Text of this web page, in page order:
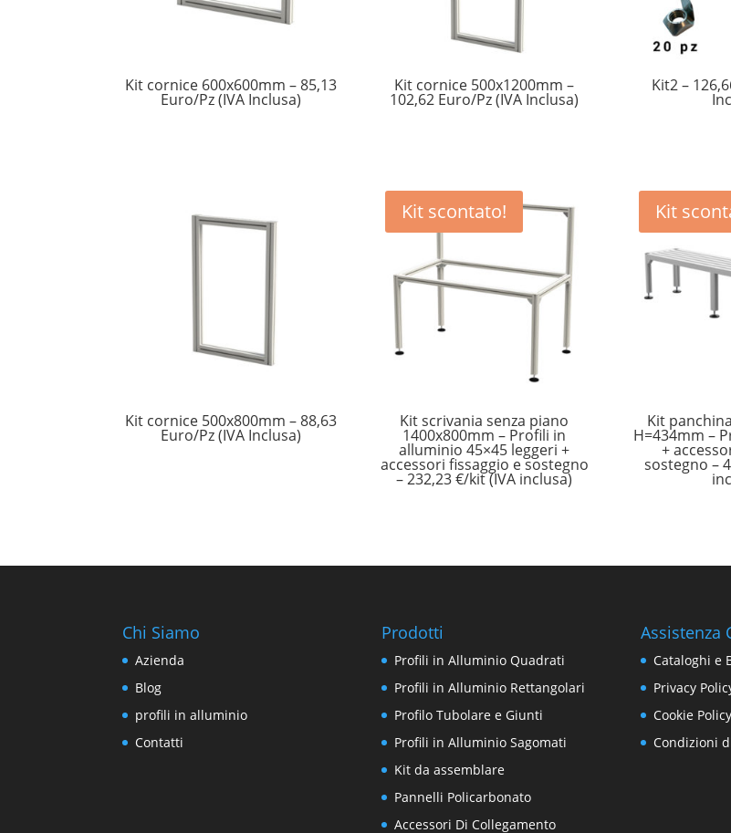
Kit cornice 600x600mm – 85,13
Euro/Pz (IVA Inclusa)
Kit cornice 500x1200mm –
102,62 Euro/Pz (IVA Inclusa)
Kit2 –
Kit cornice 500x800mm – 88,63
Euro/Pz (IVA Inclusa)
Kit scontato!
Kit scrivania senza piano
1400x800mm – Profili in
alluminio 45×45 leggeri +
accessori fissaggio e sostegno
– 232,23 €/kit (IVA inclusa)
Kit
Kit
H=434mm –
+
sostegno –
Chi Siamo
Azienda
Blog
profili in alluminio
Contatti
Prodotti
Profili in Alluminio Quadrati
Profili in Alluminio Rettangolari
Profilo Tubolare e Giunti
Profili in Alluminio Sagomati
Kit da assemblare
Pannelli Policarbonato
Accessori Di Collegamento
Assistenza
Cataloghi e
Privacy
Cookie Policy
Condizioni